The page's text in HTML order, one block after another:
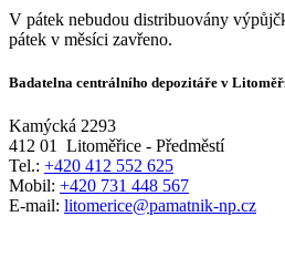
V pátek nebudou distribuovány
pátek v měsíci zavřeno.
Badatelna centrálního depozitáře v
Kamýcká 2293
412 01
Litoměřice - Předměstí
Tel.: +420 412 552 625
Mobil: +420 731 448 567
E-mail: litomerice@pamatnik-np.cz